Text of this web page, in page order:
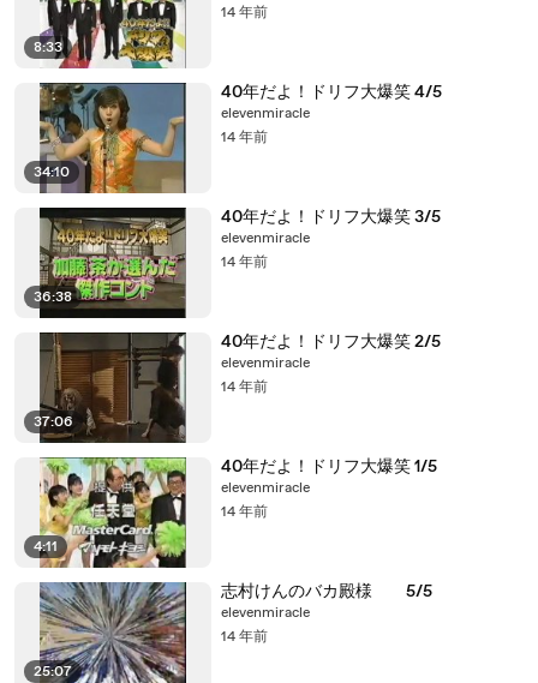
8:33
14 年前
34:10
40年だよ！ドリフ大爆笑 4/5
elevenmiracle
14 年前
36:38
40年だよ！ドリフ大爆笑 3/5
elevenmiracle
14 年前
37:06
40年だよ！ドリフ大爆笑 2/5
elevenmiracle
14 年前
4:11
40年だよ！ドリフ大爆笑 1/5
elevenmiracle
14 年前
25:07
志村けんのバカ殿様 5/5
elevenmiracle
14 年前